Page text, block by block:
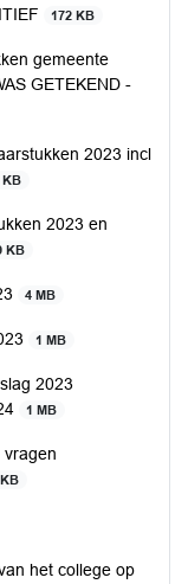
172 KB
gemeente
GETEKEND -
2023 incl
KB
2023 en
KB
4 MB
1 MB
2023
1 MB
vragen
het college op